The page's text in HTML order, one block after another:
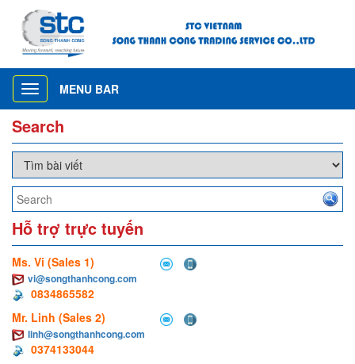
Toggle
navigation
MENU BAR
Search
Hỗ trợ trực tuyến
Ms. Vi (Sales 1)
vi@songthanhcong.com
0834865582
Mr. Linh (Sales 2)
linh@songthanhcong.com
0374133044